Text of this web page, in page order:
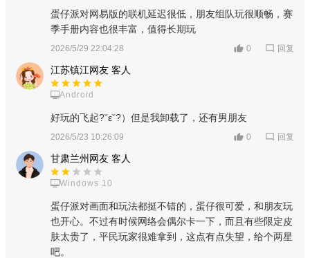
游戏玩法
核心闯关竞技：主打32人同场竞技，分休闲与巅峰两种模
式，通过简单的移动、跳跃、飞扑等动作闯关，搭配道具干扰对
创意创作与休闲玩法：内置零门槛地图编辑器，可自由创作
专属关卡并分享；还有推理、躲猫猫、庄园经营等休闲玩法，缓
蛋仔派对网易版的联机延迟很低，朋友组队玩很顺畅，赛
季手册内容也很丰富，值得长期玩
2026/5/29 22:04:28 0 回复
江苏镇江网友 客人
Android
好玩的飞起?ˇεˇ?）但是我卸载了，还有男朋友
2026/5/23 10:26:09 0 回复
甘肃兰州网友 客人
Windows 10
蛋仔派对画面和玩法都挺不错的，蛋仔很可爱，和朋友玩
也开心。不过有时候网络会偶尔卡一下，而且有些限定皮
肤太贵了，平民玩家很难拿到，这点有点失望，给个两星
吧。